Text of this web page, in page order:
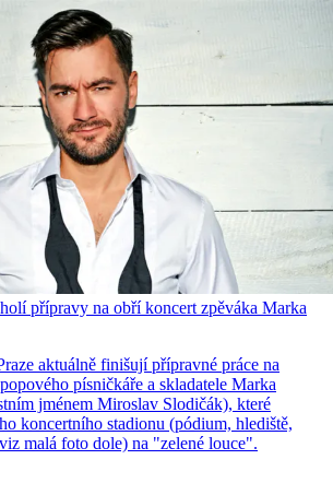
přípravy na obří koncert zpěváka Marka
aktuálně finišují přípravné práce na
písničkáře a skladatele Marka
jménem Miroslav Slodičák), které
koncertního stadionu (pódium, hlediště,
malá foto dole) na "zelené louce".